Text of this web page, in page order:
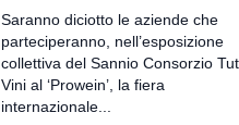
Saranno diciotto le aziende che
parteciperanno, nell’esposizione
collettiva del Sannio Consorzio
Vini al ‘Prowein’, la fiera
internazionale...